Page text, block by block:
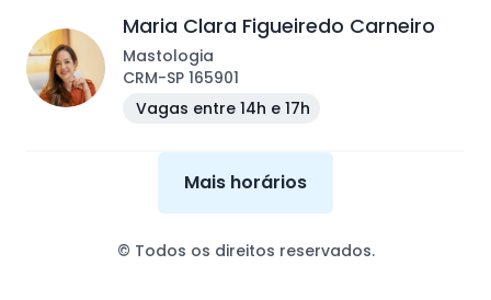
Maria Clara Figueiredo Carneiro
Mastologia
CRM-SP 165901
Vagas entre 14h e 17h
Mais horários
© Todos os direitos reservados.